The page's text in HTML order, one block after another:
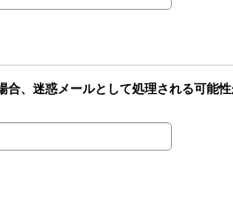
、迷惑メールとして処理される可能